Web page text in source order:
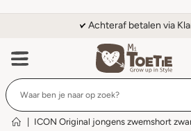
Achteraf betalen via
ICON Original jongens zwemshort